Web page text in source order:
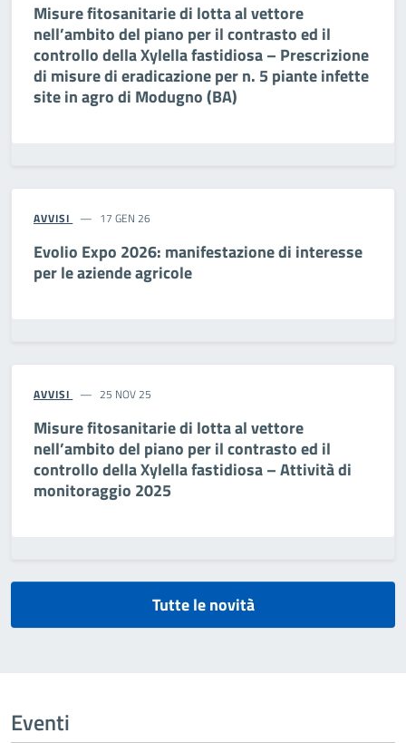
Misure fitosanitarie di lotta al vettore
nell’ambito del piano per il contrasto ed il
controllo della Xylella fastidiosa – Prescrizione
di misure di eradicazione per n. 5 piante infette
site in agro di Modugno (BA)
AVVISI 17 GEN 26
Evolio Expo 2026: manifestazione di interesse
per le aziende agricole
AVVISI 25 NOV 25
Misure fitosanitarie di lotta al vettore
nell’ambito del piano per il contrasto ed il
controllo della Xylella fastidiosa – Attività di
monitoraggio 2025
Tutte le novità
Eventi